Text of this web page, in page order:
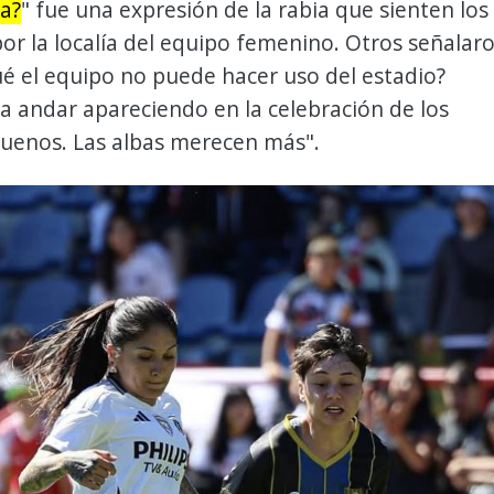
" fue una expresión de la rabia que sienten los
la localía del equipo femenino. Otros
el equipo no puede hacer uso del estadio?
andar apareciendo en la celebración de los
Las albas merecen más".